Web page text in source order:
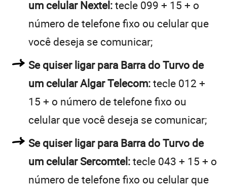
um celular Nextel:tecle 099 + 15 + o
número de telefone fixo ou celular que
você deseja se comunicar;
Se quiser ligar para Barra do Turvo de
um celular Algar Telecom:tecle 012 +
15 + o número de telefone fixo ou
celular que você deseja se comunicar;
Se quiser ligar para Barra do Turvo de
um celular Sercomtel:tecle 043 + 15 + o
número de telefone fixo ou celular que